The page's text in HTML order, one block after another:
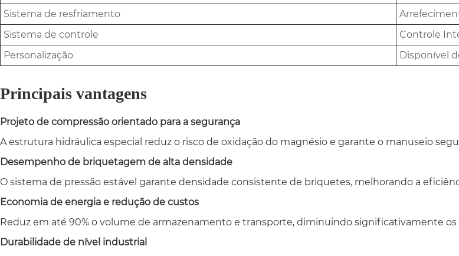
Sistema de resfriamento
Sistema de controle
Controle
Personalização
Disponível
Principais vantagens
Projeto de compressão orientado para a segurança
A estrutura hidráulica especial reduz o risco de oxidação do magnésio e garante o manuseio
Desempenho de briquetagem de alta densidade
O sistema de pressão estável garante densidade consistente de briquetes, melhorando a
Economia de energia e redução de custos
Reduz em até 90% o volume de armazenamento e transporte, diminuindo significativamente
Durabilidade de nível industrial